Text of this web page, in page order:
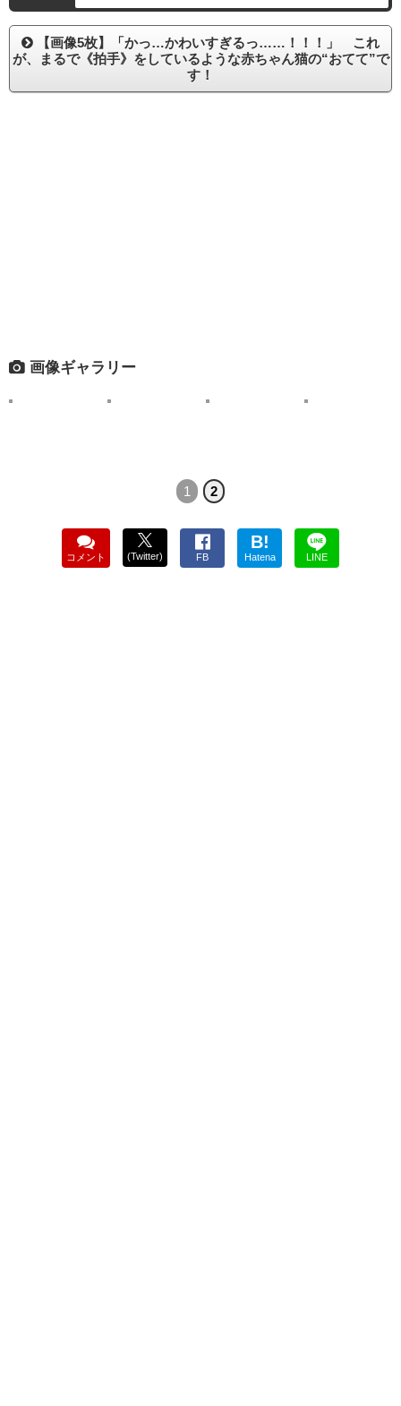
【画像5枚】「かっ…かわいすぎるっ……！！！」 これ
が、まるで《拍手》をしているような赤ちゃん猫の“おてて”で
す！
画像ギャラリー
1 2
コメント (Twitter) FB
B!
Hatena LINE